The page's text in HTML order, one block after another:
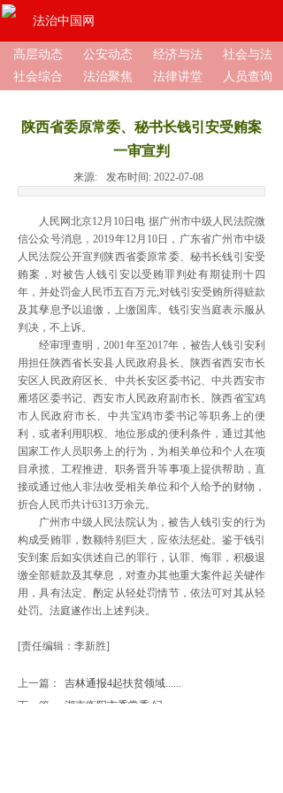
法治中国网
高层动态 公安动态 经济与法
社会与法
社会综合
法治聚焦 法律讲堂 人员查询
陕西省委原常委、秘书长钱引安受贿案
一审宣判
来源: 发布时间: 2022-07-08
人民网北京12月10日电 据广州市中级人民法院微
信公众号消息，2019年12月10日，广东省广州市中级
人民法院公开宣判陕西省委原常委、秘书长钱引安受
贿案，对被告人钱引安以受贿罪判处有期徒刑十四
年，并处罚金人民币五百万元;对钱引安受贿所得赃款
及其孳息予以追缴，上缴国库。钱引安当庭表示服从
判决，不上诉。
经审理查明，2001年至2017年，被告人钱引安利
用担任陕西省长安县人民政府县长、陕西省西安市长
安区人民政府区长、中共长安区委书记、中共西安市
雁塔区委书记、西安市人民政府副市长、陕西省宝鸡
市人民政府市长、中共宝鸡市委书记等职务上的便
利，或者利用职权、地位形成的便利条件，通过其他
国家工作人员职务上的行为，为相关单位和个人在项
目承揽、工程推进、职务晋升等事项上提供帮助，直
接或通过他人非法收受相关单位和个人给予的财物，
折合人民币共计6313万余元。
广州市中级人民法院认为，被告人钱引安的行为
构成受贿罪，数额特别巨大，应依法惩处。鉴于钱引
安到案后如实供述自己的罪行，认罪、悔罪，积极退
缴全部赃款及其孳息，对查办其他重大案件起关键作
用，具有法定、酌定从轻处罚情节，依法可对其从轻
处罚。法庭遂作出上述判决。
[责任编辑：李新胜]
上一篇：
吉林通报4起扶贫领域......
下一篇：
湖南衡阳市委常委 纪......